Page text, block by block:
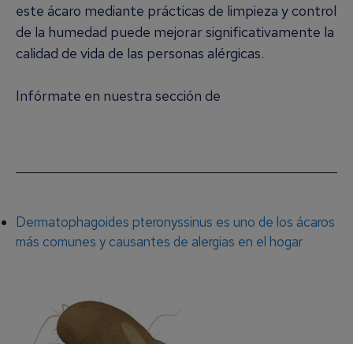
este ácaro mediante prácticas de limpieza y control
de la humedad puede mejorar significativamente la
calidad de vida de las personas alérgicas.
Infórmate en nuestra sección de
Dermatophagoides pteronyssinus es uno de los ácaros
más comunes y causantes de alergias en el hogar